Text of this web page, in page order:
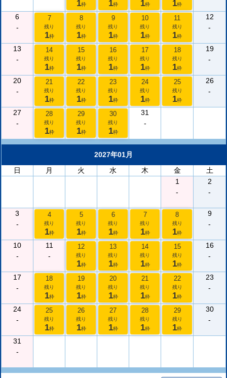
1枠 1枠 1枠 1枠
6
-
7
残り
1枠
8
残り
1枠
9
残り
1枠
10
残り
1枠
11
残り
1枠
12
-
13
-
14
残り
1枠
15
残り
1枠
16
残り
1枠
17
残り
1枠
18
残り
1枠
19
-
20
-
21
残り
1枠
22
残り
1枠
23
残り
1枠
24
残り
1枠
25
残り
1枠
26
-
27
-
28
残り
1枠
29
残り
1枠
30
残り
1枠
31
-
2027年01月
日
月 火 水 木 金
土
1
-
2
-
3
-
4
残り
1枠
5
残り
1枠
6
残り
1枠
7
残り
1枠
8
残り
1枠
9
-
10
-
11
-
12
残り
1枠
13
残り
1枠
14
残り
1枠
15
残り
1枠
16
-
17
-
18
残り
1枠
19
残り
1枠
20
残り
1枠
21
残り
1枠
22
残り
1枠
23
-
24
-
25
残り
1枠
26
残り
1枠
27
残り
1枠
28
残り
1枠
29
残り
1枠
30
-
31
-